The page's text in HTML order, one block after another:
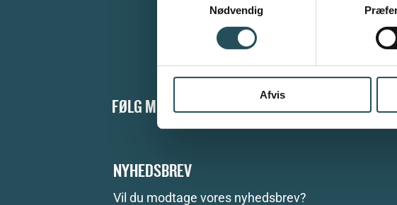
Nødvendig
Afvis
Find
Kontakt os pr.
FØLG MED PÅ DRC'S SOCIALE MEDIER
NYHEDSBREV
Vil du modtage vores nyhedsbrev?